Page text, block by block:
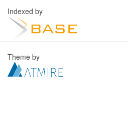
Indexed by
Theme by